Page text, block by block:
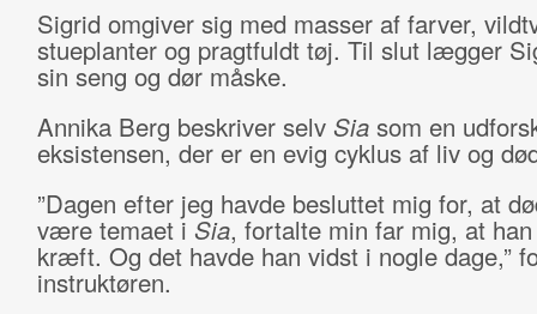
Sigrid omgiver sig med masser af farver,
stueplanter og pragtfuldt tøj. Til slut lægger
sin seng og dør måske.
Annika Berg beskriver selv Siasom en
eksistensen, der er en evig cyklus af liv og
”Dagen efter jeg havde besluttet mig for, at
være temaet i Sia, fortalte min far mig, at
kræft. Og det havde han vidst i nogle dage,”
instruktøren.